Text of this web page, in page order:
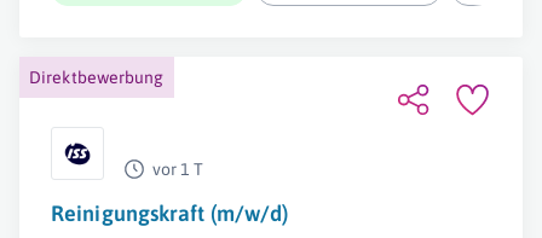
Direktbewerbung
vor 1 T
Reinigungskraft (m/w/d)